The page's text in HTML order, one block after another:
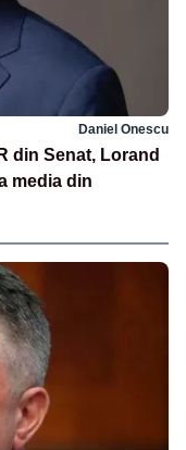
Daniel Onescu
din Senat, Lorand
media din